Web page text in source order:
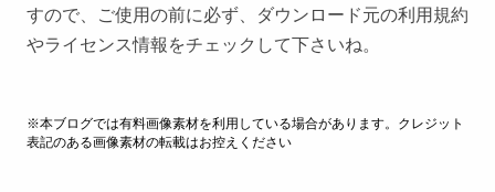
すので、ご使用の前に必ず、ダウンロード元の利用規約
やライセンス情報をチェックして下さいね。
※本ブログでは有料画像素材を利用している場合があります。クレジット
表記のある画像素材の転載はお控えください